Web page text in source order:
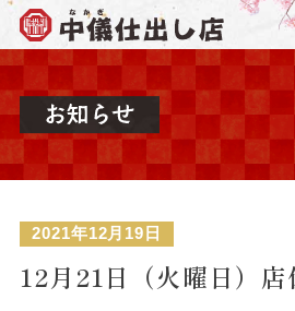
2021年12月19日
12月21日（火曜日）